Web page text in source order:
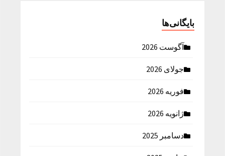
بایگانی‌ها
آگوست 2026
جولای 2026
فوریه 2026
ژانویه 2026
دسامبر 2025